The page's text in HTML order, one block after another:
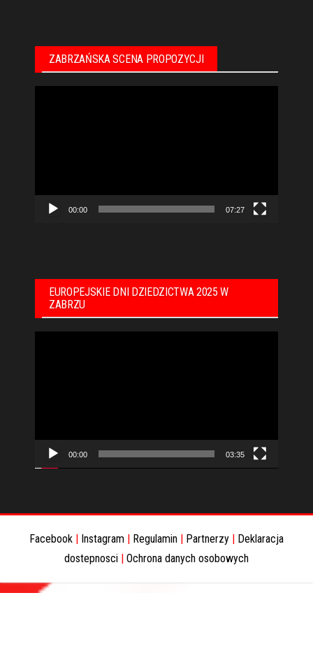
ZABRZAŃSKA SCENA PROPOZYCJI
00:00 07:27
EUROPEJSKIE DNI DZIEDZICTWA 2025 W
ZABRZU
00:00 03:35
Facebook Instagram Regulamin Partnerzy
Deklaracja
dostepnosci
Ochrona danych osobowych